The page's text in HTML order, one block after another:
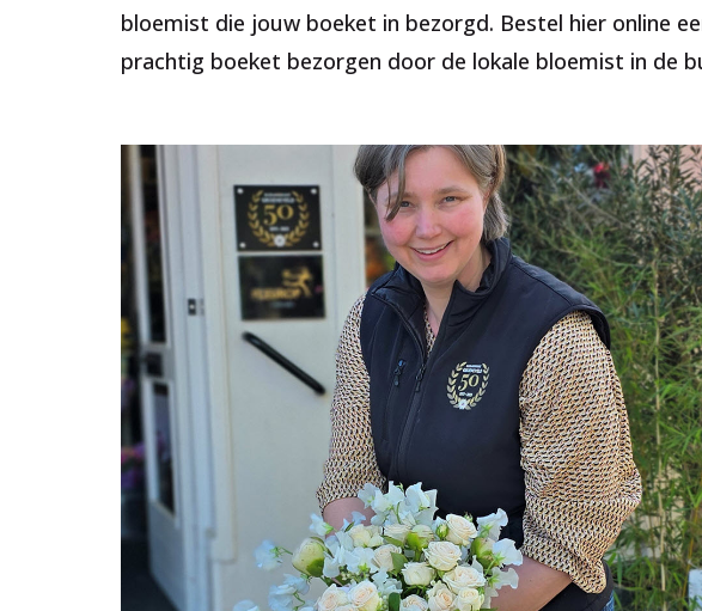
bloemist die jouw boeket in bezorgd. Bestel hier online
prachtig boeket bezorgen door de lokale bloemist in de